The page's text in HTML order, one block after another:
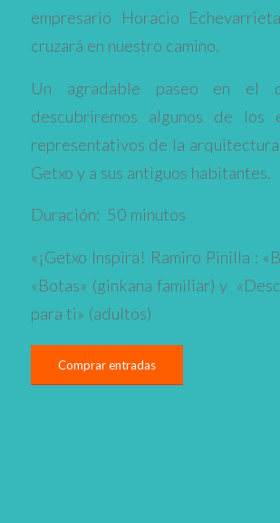
empresario Horacio
cruzará en nuestro camino.
Un agradable paseo en el
descubriremos algunos de los
representativos de la
Getxo y a sus antiguos habitantes.
Duración: 50 minutos
«¡Getxo Inspira! Ramiro Pinilla :
«Botas» (ginkana familiar) y
para ti» (adultos)
Comprar entradas